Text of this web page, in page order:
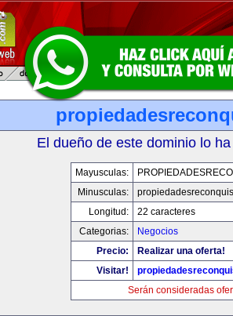
El dueño de este dominio lo
Mayusculas:
Minusculas:
Longitud:
22 caracteres
Categorias:
Negocios
Precio:
Realizar una oferta!
Visitar!
Serán consideradas